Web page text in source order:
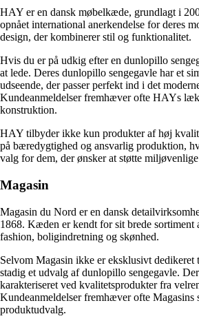
HAY er en dansk møbelkæde, grundlagt i
opnået international anerkendelse for deres
design, der kombinerer stil og funktionalitet.
Hvis du er på udkig efter en dunlopillo
at lede. Deres dunlopillo sengegavle har et
udseende, der passer perfekt ind i det
Kundeanmeldelser fremhæver ofte HAYs
konstruktion.
HAY tilbyder ikke kun produkter af høj
på bæredygtighed og ansvarlig produktion,
valg for dem, der ønsker at støtte
Magasin
Magasin du Nord er en dansk
1868. Kæden er kendt for sit brede sortiment
fashion, boligindretning og skønhed.
Selvom Magasin ikke er eksklusivt
stadig et udvalg af dunlopillo sengegavle.
karakteriseret ved kvalitetsprodukter fra
Kundeanmeldelser fremhæver ofte Magasins
produktudvalg.